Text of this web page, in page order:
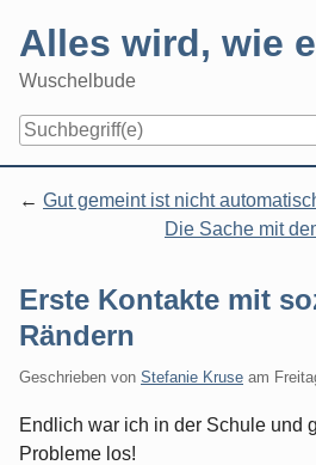
content
Alles wird, wie
Wuschelbude
Gut gemeint ist nicht
Die Sache mit
Erste Kontakte mit
Rändern
Geschrieben von Stefanie Kruse am
Endlich war ich in der Schule und
Probleme los!